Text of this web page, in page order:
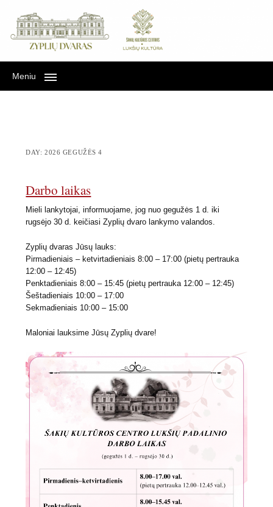
Meniu
DAY:2026 GEGUŽĖS 4
Darbo laikas
Mieli lankytojai, informuojame, jog nuo gegužės 1 d. iki
rugsėjo 30 d. keičiasi Zyplių dvaro lankymo valandos.
Zyplių dvaras Jūsų lauks:
Pirmadieniais – ketvirtadieniais 8:00 – 17:00 (pietų pertrauka
12:00 – 12:45)
Penktadieniais 8:00 – 15:45 (pietų pertrauka 12:00 – 12:45)
Šeštadieniais 10:00 – 17:00
Sekmadieniais 10:00 – 15:00
Maloniai lauksime Jūsų Zyplių dvare!